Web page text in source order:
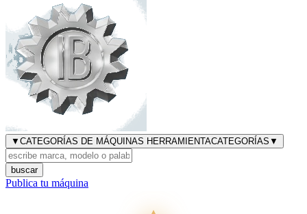
▼ CATEGORÍAS DE MÁQUINAS HERRAMIENTACATEGORÍAS ▼
buscar
Publica tu máquina